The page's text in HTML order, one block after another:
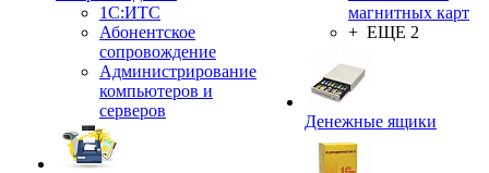
1C:ИТС
Абонентское
сопровождение
Администрирование
компьютеров и
серверов
магнитных карт
+ ЕЩЕ 2
Денежные ящики